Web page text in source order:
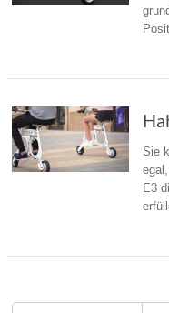
Sie
E3